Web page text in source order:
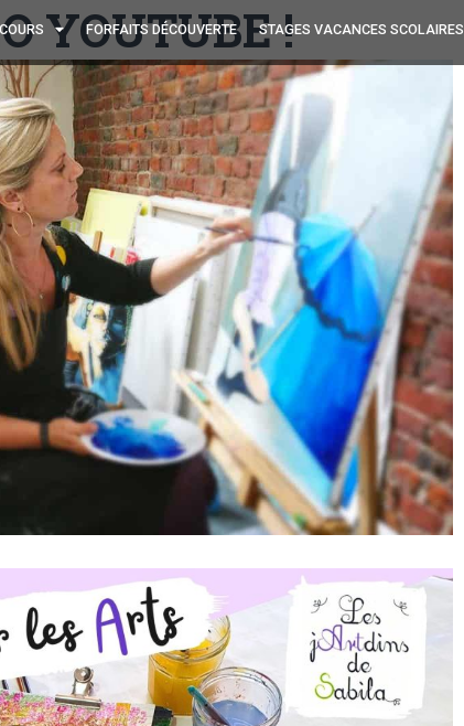
COURS FORFAITS DÉCOUVERTE STAGES VACANCES SCOLAIRES
YOUTUBE !